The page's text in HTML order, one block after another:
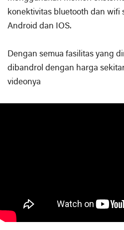
konektivitas bluetooth dan wifi
Android dan IOS.
Dengan semua fasilitas yang
dibandrol dengan harga
videonya